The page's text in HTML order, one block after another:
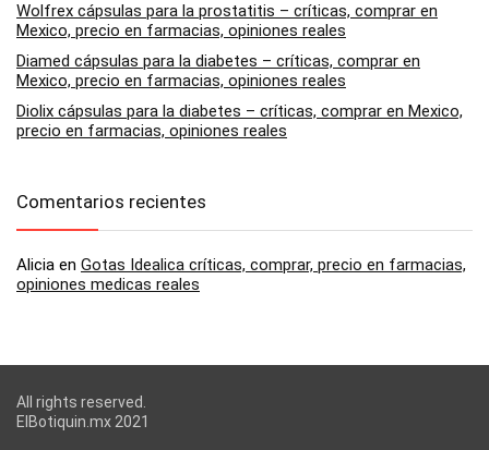
Wolfrex cápsulas para la prostatitis – críticas, comprar en
Mexico, precio en farmacias, opiniones reales
Diamed cápsulas para la diabetes – críticas, comprar en
Mexico, precio en farmacias, opiniones reales
Diolix cápsulas para la diabetes – críticas, comprar en Mexico,
precio en farmacias, opiniones reales
Comentarios recientes
Alicia en Gotas Idealica críticas, comprar, precio en farmacias,
opiniones medicas reales
All rights reserved.
ElBotiquin.mx 2021